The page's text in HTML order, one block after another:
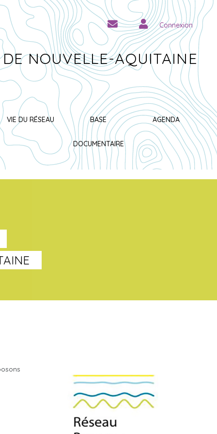
Connexion
DE NOUVELLE-AQUITAINE
VIE DU RÉSEAU BASE
DOCUMENTAIRE
AGENDA